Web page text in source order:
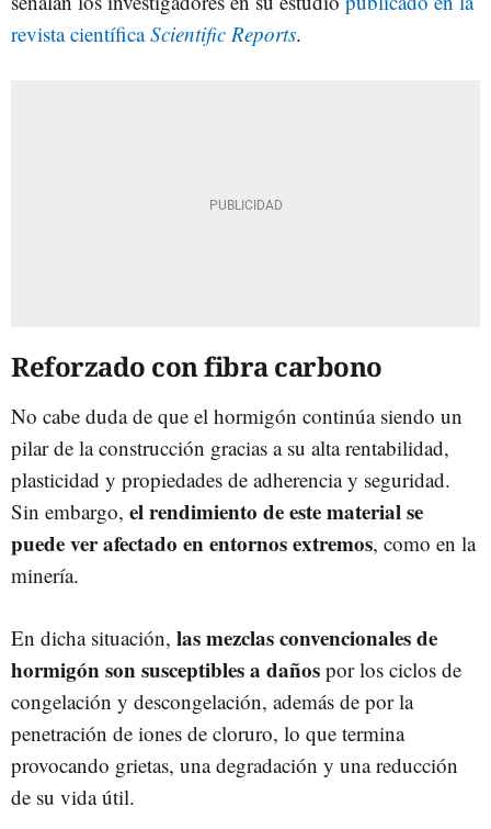
revista científicaScientific Reports.
Reforzado con fibra carbono
No cabe duda de que el hormigón continúa siendo un
pilar de la construcción gracias a su alta rentabilidad,
plasticidad y propiedades de adherencia y seguridad.
Sin embargo, el rendimiento de este material se
puede ver afectado en entornos extremos, como en la
minería.
En dicha situación, las mezclas convencionales de
hormigón son susceptibles a daños por los ciclos de
congelación y descongelación, además de por la
penetración de iones de cloruro, lo que termina
provocando grietas, una degradación y una reducción
de su vida útil.